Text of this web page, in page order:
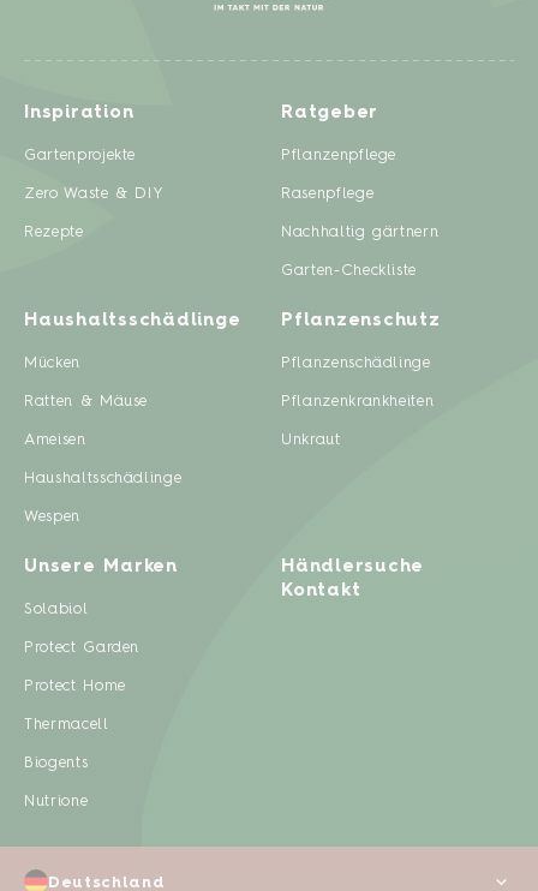
Inspiration
Gartenprojekte
Zero Waste & DIY
Rezepte
Ratgeber
Pflanzenpflege
Rasenpflege
Nachhaltig gärtnern
Garten-Checkliste
Haushaltsschädlinge
Mücken
Ratten & Mäuse
Ameisen
Haushaltsschädlinge
Wespen
Pflanzenschutz
Pflanzenschädlinge
Pflanzenkrankheiten
Unkraut
Unsere Marken
Solabiol
Protect Garden
Protect Home
Thermacell
Biogents
Nutrione
Händlersuche
Kontakt
Deutschland